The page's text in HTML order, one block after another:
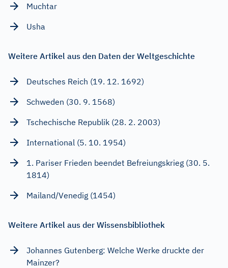
Muchtar
Usha
Weitere Artikel aus den Daten der Weltgeschichte
Deutsches Reich (19. 12. 1692)
Schweden (30. 9. 1568)
Tschechische Republik (28. 2. 2003)
International (5. 10. 1954)
1. Pariser Frieden beendet Befreiungskrieg (30. 5.
1814)
Mailand/Venedig (1454)
Weitere Artikel aus der Wissensbibliothek
Johannes Gutenberg: Welche Werke druckte der
Mainzer?